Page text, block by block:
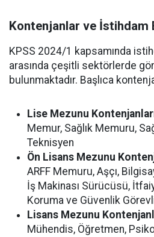
Kontenjanlar ve İstihdam
KPSS 2024/1 kapsamında
arasında çeşitli sektörlerde
bulunmaktadır. Başlıca
Lise Mezunu
Memur, Sağlık Memuru,
Teknisyen
Ön Lisans Mezunu
ARFF Memuru, Aşçı,
İş Makinası Sürücüsü,
Koruma ve Güvenlik
Lisans Mezunu
Mühendis, Öğretmen,